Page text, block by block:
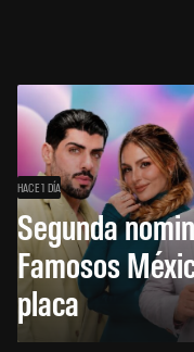
HACE 1 DÍA
Segunda
Famosos
placa